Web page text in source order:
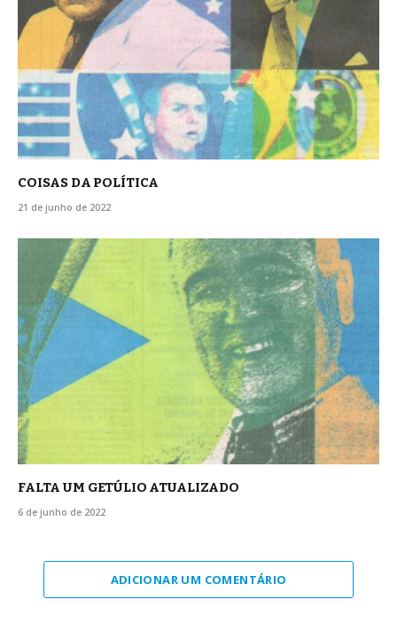
COISAS DA POLÍTICA
21 de junho de 2022
FALTA UM GETÚLIO ATUALIZADO
6 de junho de 2022
ADICIONAR UM COMENTÁRIO